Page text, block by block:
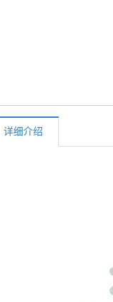
详细介绍